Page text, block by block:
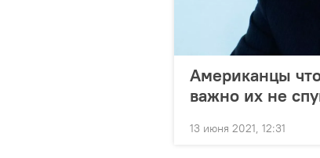
Американцы
важно их не
13 июня 2021, 12:31